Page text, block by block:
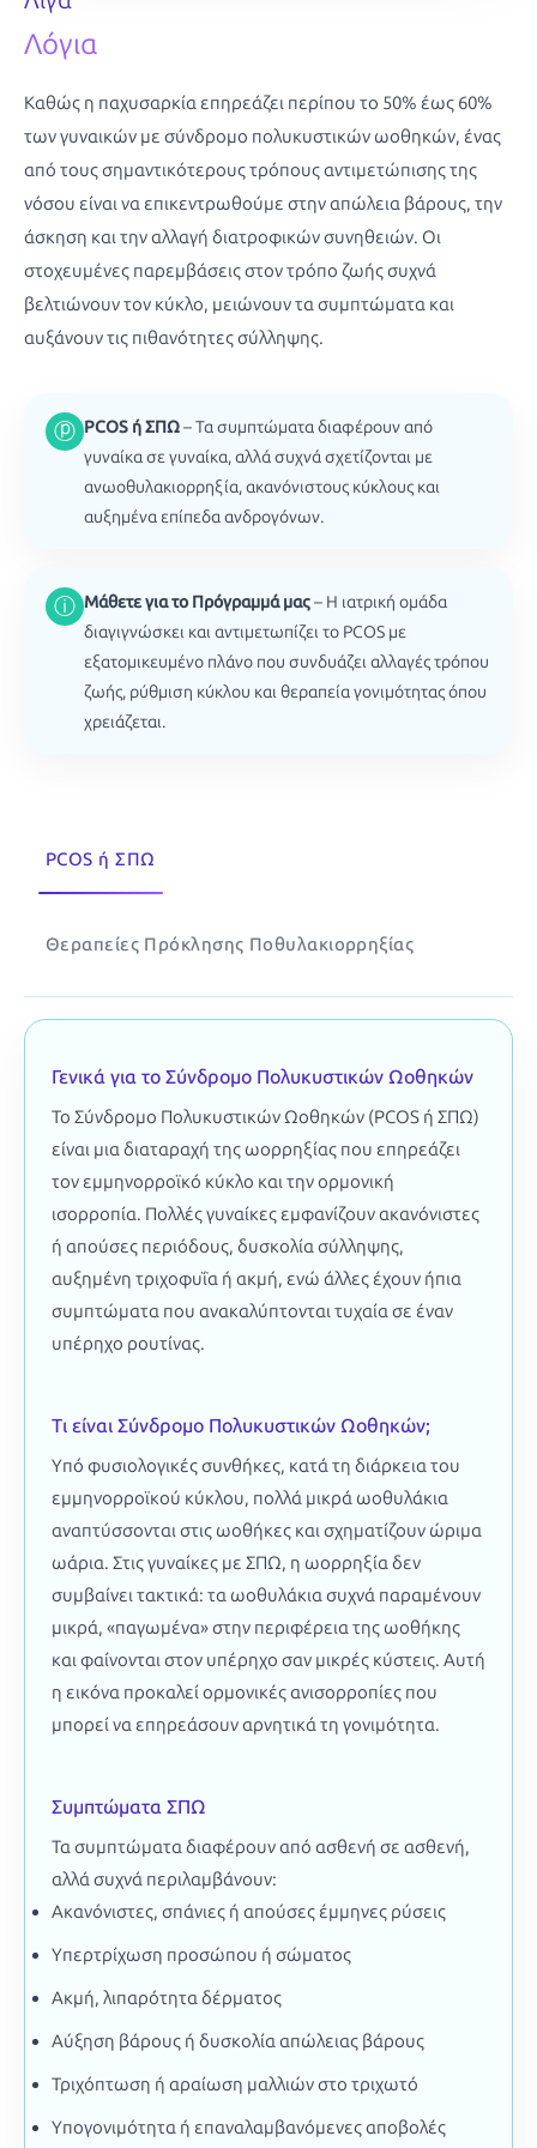
Λόγια
Καθώς η παχυσαρκία επηρεάζει περίπου το 50% έως 60%
των γυναικών με σύνδρομο πολυκυστικών ωοθηκών, ένας
από τους σημαντικότερους τρόπους αντιμετώπισης της
νόσου είναι να επικεντρωθούμε στην απώλεια βάρους, την
άσκηση και την αλλαγή διατροφικών συνηθειών. Οι
στοχευμένες παρεμβάσεις στον τρόπο ζωής συχνά
βελτιώνουν τον κύκλο, μειώνουν τα συμπτώματα και
αυξάνουν τις πιθανότητες σύλληψης.
ⓟ PCOS ή ΣΠΩ– Τα συμπτώματα διαφέρουν από
γυναίκα σε γυναίκα, αλλά συχνά σχετίζονται με
ανωοθυλακιορρηξία, ακανόνιστους κύκλους και
αυξημένα επίπεδα ανδρογόνων.
ⓘ Μάθετε για το Πρόγραμμά μας– Η ιατρική ομάδα
διαγιγνώσκει και αντιμετωπίζει το PCOS με
εξατομικευμένο πλάνο που συνδυάζει αλλαγές τρόπου
ζωής, ρύθμιση κύκλου και θεραπεία γονιμότητας όπου
χρειάζεται.
PCOS ή ΣΠΩ
Θεραπείες Πρόκλησης Ποθυλακιορρηξίας
Γενικά για το Σύνδρομο Πολυκυστικών Ωοθηκών
Το Σύνδρομο Πολυκυστικών Ωοθηκών (PCOS ή ΣΠΩ)
είναι μια διαταραχή της ωορρηξίας που επηρεάζει
τον εμμηνορροϊκό κύκλο και την ορμονική
ισορροπία. Πολλές γυναίκες εμφανίζουν ακανόνιστες
ή απούσες περιόδους, δυσκολία σύλληψης,
αυξημένη τριχοφυΐα ή ακμή, ενώ άλλες έχουν ήπια
συμπτώματα που ανακαλύπτονται τυχαία σε έναν
υπέρηχο ρουτίνας.
Τι είναι Σύνδρομο Πολυκυστικών Ωοθηκών;
Υπό φυσιολογικές συνθήκες, κατά τη διάρκεια του
εμμηνορροϊκού κύκλου, πολλά μικρά ωοθυλάκια
αναπτύσσονται στις ωοθήκες και σχηματίζουν ώριμα
ωάρια. Στις γυναίκες με ΣΠΩ, η ωορρηξία δεν
συμβαίνει τακτικά: τα ωοθυλάκια συχνά παραμένουν
μικρά, «παγωμένα» στην περιφέρεια της ωοθήκης
και φαίνονται στον υπέρηχο σαν μικρές κύστεις. Αυτή
η εικόνα προκαλεί ορμονικές ανισορροπίες που
μπορεί να επηρεάσουν αρνητικά τη γονιμότητα.
Συμπτώματα ΣΠΩ
Τα συμπτώματα διαφέρουν από ασθενή σε ασθενή,
αλλά συχνά περιλαμβάνουν:
Ακανόνιστες, σπάνιες ή απούσες έμμηνες ρύσεις
Υπερτρίχωση προσώπου ή σώματος
Ακμή, λιπαρότητα δέρματος
Αύξηση βάρους ή δυσκολία απώλειας βάρους
Τριχόπτωση ή αραίωση μαλλιών στο τριχωτό
Υπογονιμότητα ή επαναλαμβανόμενες αποβολές